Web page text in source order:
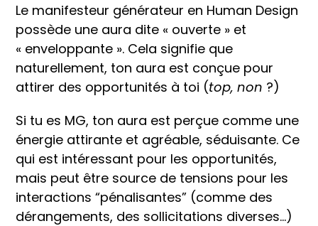
Le manifesteur générateur en Human Design
possède une aura dite « ouverte » et
« enveloppante ». Cela signifie que
naturellement, ton aura est conçue pour
attirer des opportunités à toi (top, non ?)
Si tu es MG, ton aura est perçue comme une
énergie attirante et agréable, séduisante. Ce
qui est intéressant pour les opportunités,
mais peut être source de tensions pour les
interactions “pénalisantes” (comme des
dérangements, des sollicitations diverses…)